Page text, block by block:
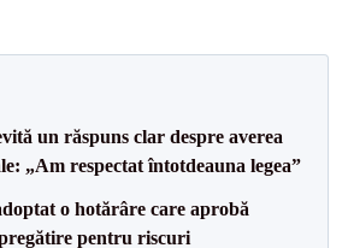
un răspuns clar despre averea
„Am respectat întotdeauna legea”
o hotărâre care aprobă
pentru riscuri